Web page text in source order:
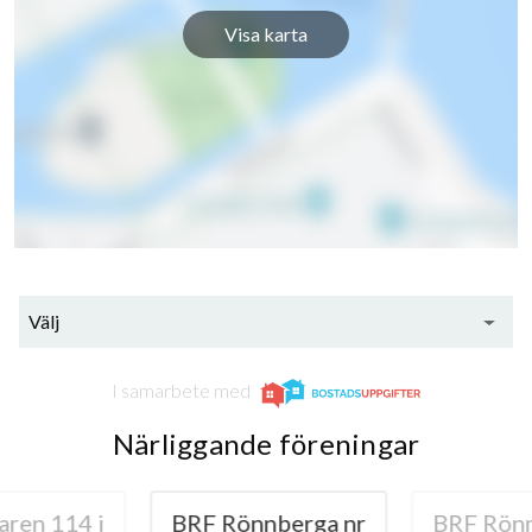
Visa karta
Välj
I samarbete med
Närliggande föreningar
114 i
BRF Rönnberga nr
BRF